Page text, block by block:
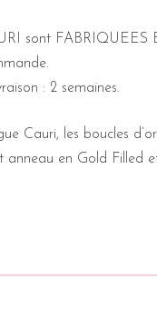
sont
: 2 semaines.
Cauri, les boucles
anneau en Gold Filled